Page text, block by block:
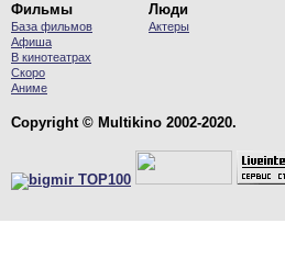
Фильмы
База фильмов
Афиша
В кинотеатрах
Скоро
Аниме
Люди
Актеры
Copyright © Multikino 2002-2020.